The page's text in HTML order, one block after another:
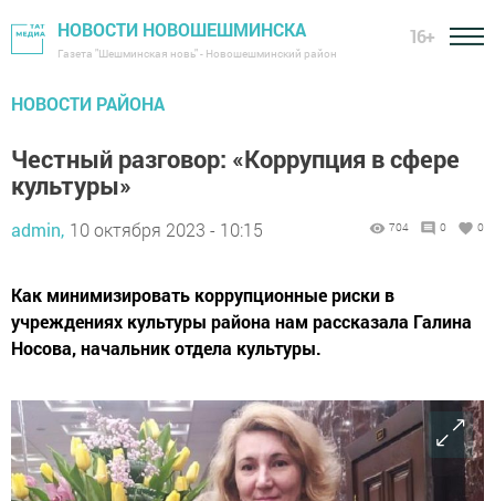
НОВОСТИ НОВОШЕШМИНСКА
Газета "Шешминская новь" - Новошешминский район
16+
НОВОСТИ РАЙОНА
Честный разговор: «Коррупция в сфере
культуры»
admin, 10 октября 2023 - 10:15 704 0 0
Как минимизировать коррупционные риски в
учреждениях культуры района нам рассказала Галина
Носова, начальник отдела культуры.